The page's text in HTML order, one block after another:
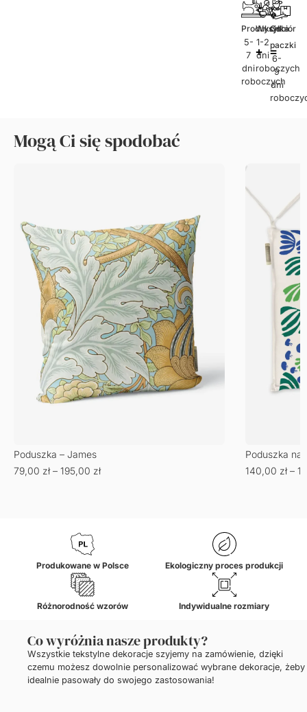
Produkcja
5-
7
dni
roboczych
Wysyłka
1-2
dni
roboczych
Odbiór
paczki
6-
9
dni
Mogą Ci się spodobać
Poduszka – James
79,00 zł – 195,00 zł
Poduszka na
140,00 zł –
Produkowane w Polsce Ekologiczny proces produkcji
Różnorodność wzorów Indywidualne rozmiary
Co wyróżnia nasze produkty?
Wszystkie tekstylne dekoracje szyjemy na zamówienie, dzięki
czemu możesz dowolnie personalizować wybrane dekoracje, żeby
idealnie pasowały do swojego zastosowania!